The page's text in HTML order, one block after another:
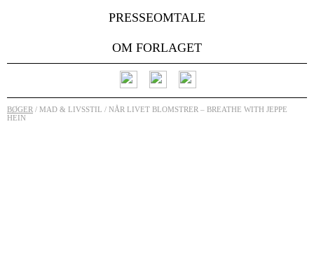
PRESSEOMTALE
OM FORLAGET
BØGER / MAD & LIVSSTIL / NÅR LIVET BLOMSTRER – BREATHE WITH JEPPE
HEIN